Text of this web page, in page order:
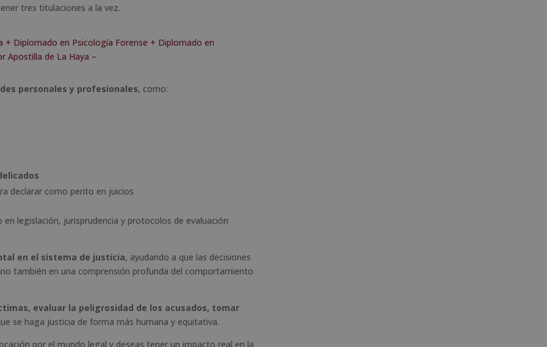
tres titulaciones a la vez.
Diplomado en Psicología Forense + Diplomado en
Apostilla de La Haya –
personales y profesionales, como:
declarar como perito en juicios
legislación, jurisprudencia y protocolos de evaluación
en el sistema de justicia, ayudando a que las decisiones
también en una comprensión profunda del comportamiento
evaluar la peligrosidad de los acusados, tomar
se haga justicia de forma más humana y equitativa.
por el mundo legal y deseas tener un impacto real en la